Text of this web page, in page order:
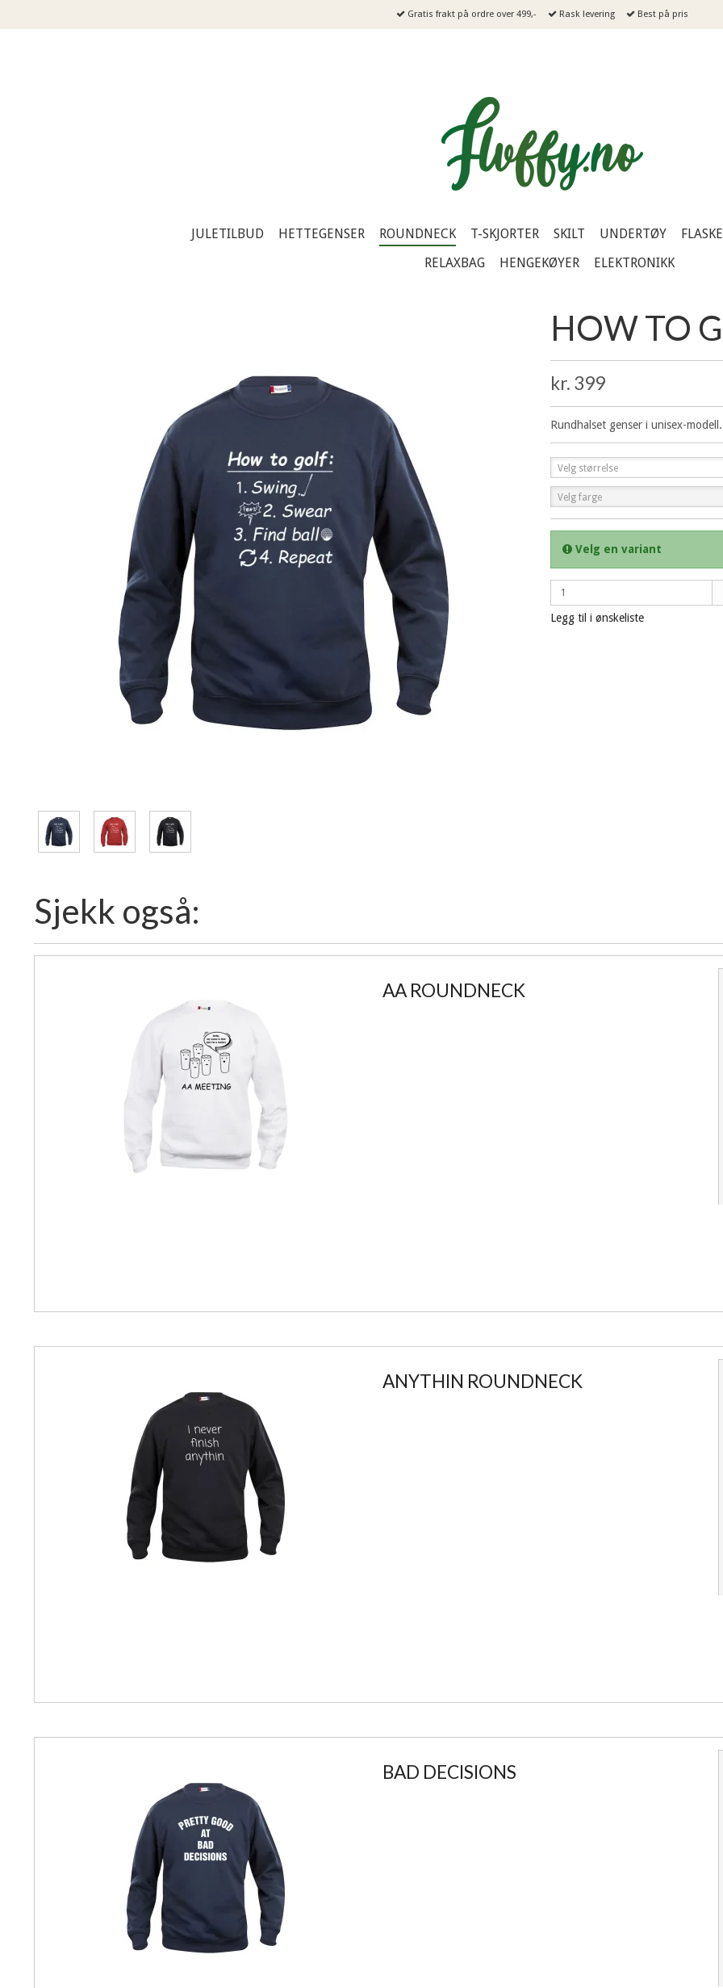
Gratis frakt på ordre over 499,- Rask levering Best på pris
JULETILBUD HETTEGENSER ROUNDNECK T-SKJORTER SKILT UNDERTØY
RELAXBAG
HENGEKØYER ELEKTRONIKK
HOW TO
kr. 399
Rundhalset genser i unisex-
Velg størrelse
Velg farge
Velg en variant
Legg til i ønskeliste
Sjekk også:
AA ROUNDNECK
ANYTHIN ROUNDNECK
BAD DECISIONS